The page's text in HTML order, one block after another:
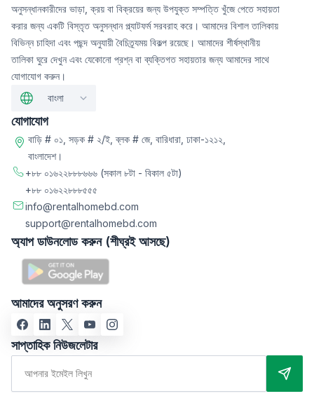
অনুসন্ধানকারীদের ভাড়া, ক্রয় বা বিক্রয়ের জন্য উপযুক্ত সম্পত্তি খুঁজে পেতে সহায়তা
করার জন্য একটি বিস্তৃত অনুসন্ধান প্ল্যাটফর্ম সরবরাহ করে। আমাদের বিশাল তালিকায়
বিভিন্ন চাহিদা এবং পছন্দ অনুযায়ী বৈচিত্র্যময় বিকল্প রয়েছে। আমাদের শীর্ষস্থানীয়
তালিকা ঘুরে দেখুন এবং যেকোনো প্রশ্ন বা ব্যক্তিগত সহায়তার জন্য আমাদের সাথে
যোগাযোগ করুন।
বাংলা
যোগাযোগ
বাড়ি # ০১, সড়ক # ২/ই, ব্লক # জে, বারিধারা, ঢাকা-১২১২,
বাংলাদেশ।
+৮৮ ০১৬২২৮৮৮৬৬৬ (সকাল ৮টা - বিকাল ৫টা)
+৮৮ ০১৬২২৮৮৮৫৫৫
info@rentalhomebd.com
support@rentalhomebd.com
অ্যাপ ডাউনলোড করুন (শীঘ্রই আসছে)
আমাদের অনুসরণ করুন
সাপ্তাহিক নিউজলেটার